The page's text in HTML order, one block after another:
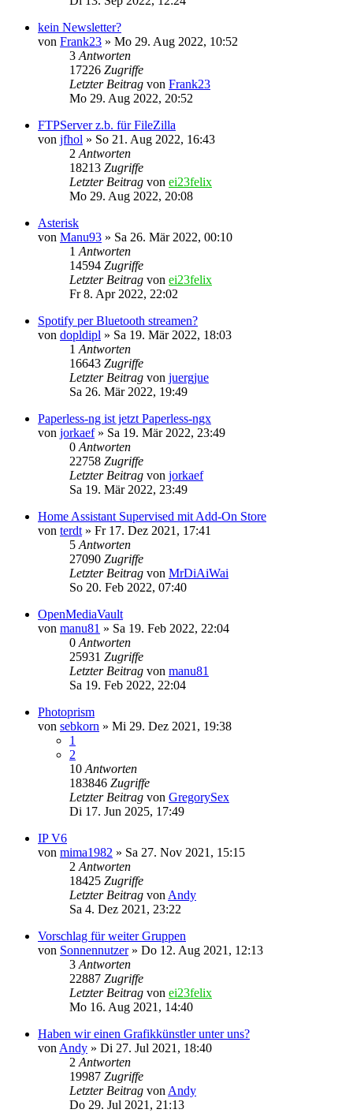
kein Newsletter?
von Frank23 » Mo 29. Aug 2022, 10:52
3 Antworten
17226 Zugriffe
Letzter Beitrag von Frank23
Mo 29. Aug 2022, 20:52
FTPServer z.b. für FileZilla
von jfhol » So 21. Aug 2022, 16:43
2 Antworten
18213 Zugriffe
Letzter Beitrag von ei23felix
Mo 29. Aug 2022, 20:08
Asterisk
von Manu93 » Sa 26. Mär 2022, 00:10
1 Antworten
14594 Zugriffe
Letzter Beitrag von ei23felix
Fr 8. Apr 2022, 22:02
Spotify per Bluetooth streamen?
von dopldipl » Sa 19. Mär 2022, 18:03
1 Antworten
16643 Zugriffe
Letzter Beitrag von juergjue
Sa 26. Mär 2022, 19:49
Paperless-ng ist jetzt Paperless-ngx
von jorkaef» Sa 19. Mär 2022, 23:49
0 Antworten
22758 Zugriffe
Letzter Beitrag von jorkaef
Sa 19. Mär 2022, 23:49
Home Assistant Supervised mit Add-On Store
von terdt » Fr 17. Dez 2021, 17:41
5 Antworten
27090 Zugriffe
Letzter Beitrag von MrDiAiWai
So 20. Feb 2022, 07:40
OpenMediaVault
von manu81 » Sa 19. Feb 2022, 22:04
0 Antworten
25931 Zugriffe
Letzter Beitrag von manu81
Sa 19. Feb 2022, 22:04
Photoprism
von sebkorn » Mi 29. Dez 2021, 19:38
1
2
10 Antworten
183846 Zugriffe
Letzter Beitrag von GregorySex
Di 17. Jun 2025, 17:49
IP V6
von mima1982 » Sa 27. Nov 2021, 15:15
2 Antworten
18425 Zugriffe
Letzter Beitrag von Andy
Sa 4. Dez 2021, 23:22
Vorschlag für weiter Gruppen
von Sonnennutzer» Do 12. Aug 2021, 12:13
3 Antworten
22887 Zugriffe
Letzter Beitrag von ei23felix
Mo 16. Aug 2021, 14:40
Haben wir einen Grafikkünstler unter uns?
von Andy » Di 27. Jul 2021, 18:40
2 Antworten
19987 Zugriffe
Letzter Beitrag von Andy
Do 29. Jul 2021, 21:13